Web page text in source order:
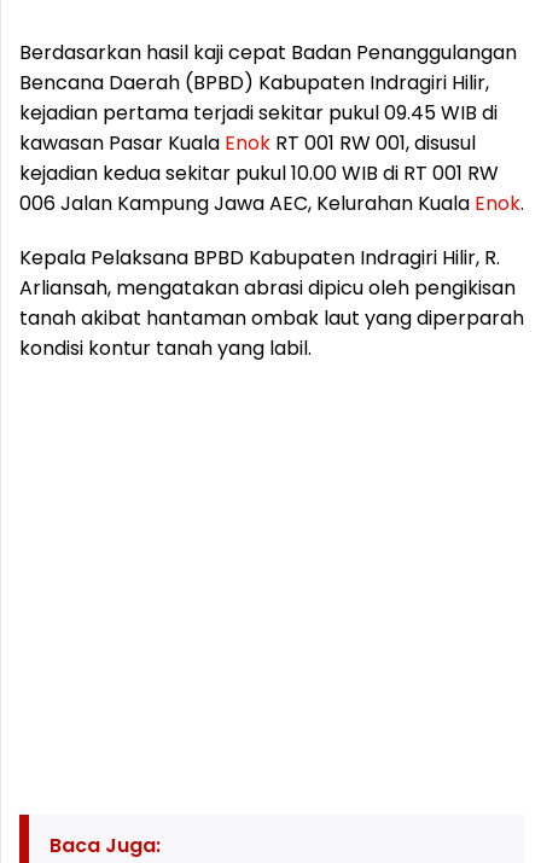
Berdasarkan hasil kaji cepat Badan Penanggulangan
Bencana Daerah (BPBD) Kabupaten Indragiri Hilir,
kejadian pertama terjadi sekitar pukul 09.45 WIB di
kawasan Pasar Kuala Enok RT 001 RW 001, disusul
kejadian kedua sekitar pukul 10.00 WIB di RT 001 RW
006 Jalan Kampung Jawa AEC, Kelurahan Kuala Enok.
Kepala Pelaksana BPBD Kabupaten Indragiri Hilir, R.
Arliansah, mengatakan abrasi dipicu oleh pengikisan
tanah akibat hantaman ombak laut yang diperparah
kondisi kontur tanah yang labil.
Baca Juga: